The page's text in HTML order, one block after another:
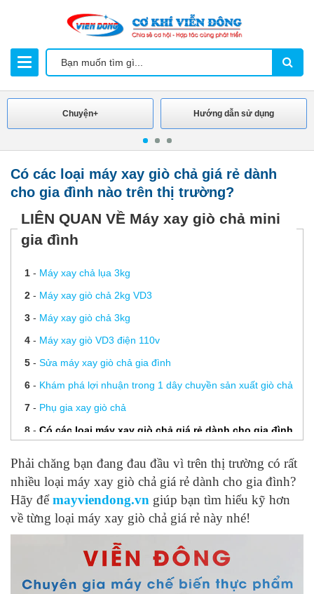
Chuyện+ Hướng dẫn sử dụng
Có các loại máy xay giò chả giá rẻ dành
cho gia đình nào trên thị trường?
LIÊN QUAN VỀ Máy xay giò chả mini
gia đình
1- Máy xay chả lụa 3kg
2- Máy xay giò chả 2kg VD3
3- Máy xay giò chả 3kg
4- Máy xay giò VD3 điện 110v
5- Sửa máy xay giò chả gia đình
6- Khám phá lợi nhuận trong 1 dây chuyền sản xuất giò chả
7- Phụ gia xay giò chả
8- Có các loại máy xay giò chả giá rẻ dành cho gia đình
9-
Hướng dẫn sử dụng máy giò chả gia đình
10 -Sử dụng phụ gia trong sản xuất giò chả
11-Những lưu ý khi chọn mua và gửi máy xay giò chả đi
Vệ sinh máy xay giò chả mini và bảo quản đúng cách
13-Vận hành máy xay giò chả gia đình VD3 có khó không?
Phải chăng bạn đang đau đầu vì trên thị trường có rất
nhiều loại máy xay giò chả giá rẻ dành cho gia đình?
Hãy để mayviendong.vn giúp bạn tìm hiểu kỹ hơn
về từng loại máy xay giò chả giá rẻ này nhé!